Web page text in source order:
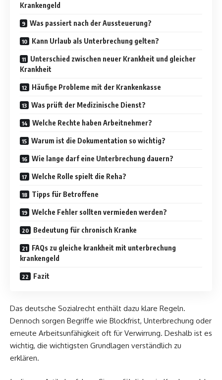
Krankengeld
Was passiert nach der Aussteuerung?
Kann Urlaub als Unterbrechung gelten?
Unterschied zwischen neuer Krankheit und gleicher
Krankheit
Häufige Probleme mit der Krankenkasse
Was prüft der Medizinische Dienst?
Welche Rechte haben Arbeitnehmer?
Warum ist die Dokumentation so wichtig?
Wie lange darf eine Unterbrechung dauern?
Welche Rolle spielt die Reha?
Tipps für Betroffene
Welche Fehler sollten vermieden werden?
Bedeutung für chronisch Kranke
FAQs zu gleiche krankheit mit unterbrechung
krankengeld
Fazit
Das deutsche Sozialrecht enthält dazu klare Regeln.
Dennoch sorgen Begriffe wie Blockfrist, Unterbrechung oder
erneute Arbeitsunfähigkeit oft für Verwirrung. Deshalb ist es
wichtig, die wichtigsten Grundlagen verständlich zu
erklären.